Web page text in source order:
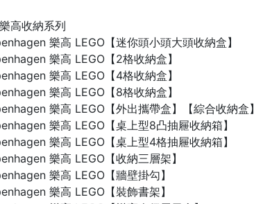
高收納系列
樂高 LEGO【迷你頭小頭大頭收納盒】
樂高 LEGO【2格收納盒】
樂高 LEGO【4格收納盒】
樂高 LEGO【8格收納盒】
樂高 LEGO【外出攜帶盒】【綜合收納盒】
樂高 LEGO【桌上型8凸抽屜收納箱】
樂高 LEGO【桌上型4格抽屜收納箱】
樂高 LEGO【收納三層架】
樂高 LEGO【牆壁掛勾】
樂高 LEGO【裝飾書架】